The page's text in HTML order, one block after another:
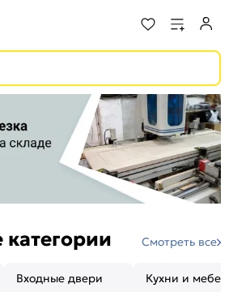
Смотреть все
Входные двери Кухни и